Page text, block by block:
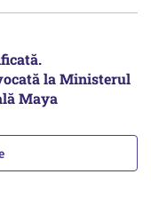
la Ministerul
Maya